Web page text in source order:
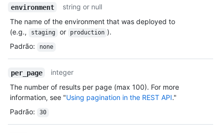
environment
string or null
The name of the environment that was deployed to
(e.g.,
staging or production ).
Padrão: none
per_page
integer
The number of results per page (max 100). For more
information, see "Using pagination in the REST API."
Padrão: 30